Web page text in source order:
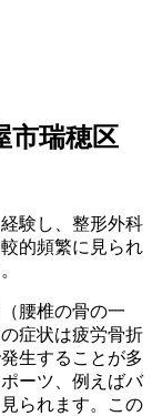
市瑞穂区
験し、整形外科
的頻繁に見られ
腰椎の骨の一
症状は疲労骨折
生することが多
ーツ、例えばバ
られます。この